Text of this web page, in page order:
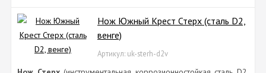
Нож Южный Крест Стерх (сталь D2,
венге)
Артикул: uk-sterh-d2v